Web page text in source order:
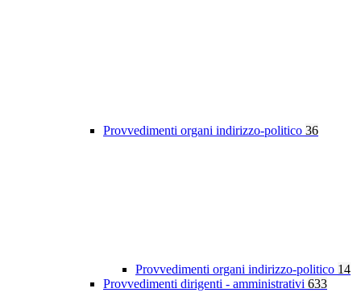
Provvedimenti organi indirizzo-politico 36
Provvedimenti organi indirizzo-politico 14
Provvedimenti dirigenti - amministrativi 633